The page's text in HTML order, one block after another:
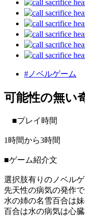
#ノベルゲーム
可能性の無い
■プレイ時間
1時間から3時間
■ゲーム紹介文
選択肢有りのノベルゲ
先天性の病気の発作
水の姉の名雪百合は
百合は水の病気は心